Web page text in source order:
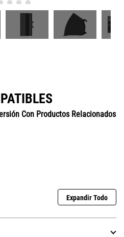
Con Productos Relacionados
Expandir Todo